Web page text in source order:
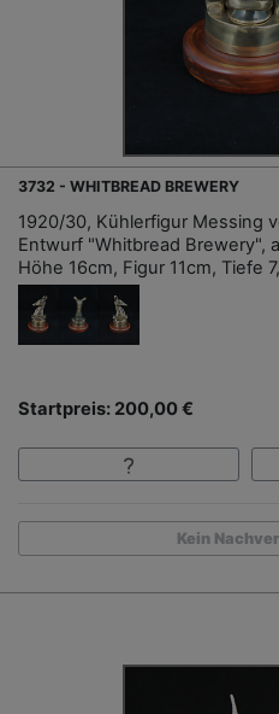
3732 - WHITBREAD BREWERY
1920/30, Kühlerfigur Messing
Entwurf "Whitbread Brewery",
Höhe 16cm, Figur 11cm, Tiefe
Startpreis: 200,00 €
Kein